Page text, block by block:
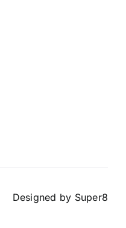
Designed by Super8